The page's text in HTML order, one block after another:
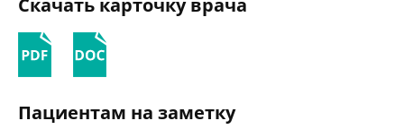
Пациентам на заметку